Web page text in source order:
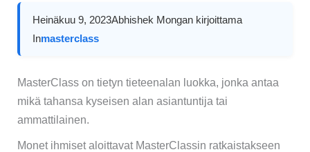
Heinäkuu 9, 2023Abhishek Mongan kirjoittama
Inmasterclass
MasterClass on tietyn tieteenalan luokka, jonka antaa
mikä tahansa kyseisen alan asiantuntija tai
ammattilainen.
Monet ihmiset aloittavat MasterClassin ratkaistakseen